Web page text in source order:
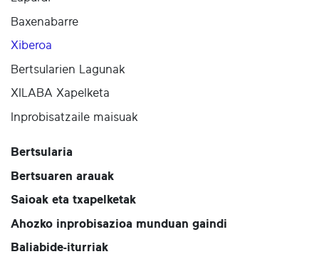
Baxenabarre
Xiberoa
Bertsularien Lagunak
XILABA Xapelketa
Inprobisatzaile maisuak
Bertsularia
Bertsuaren arauak
Saioak eta txapelketak
Ahozko inprobisazioa munduan gaindi
Baliabide-iturriak